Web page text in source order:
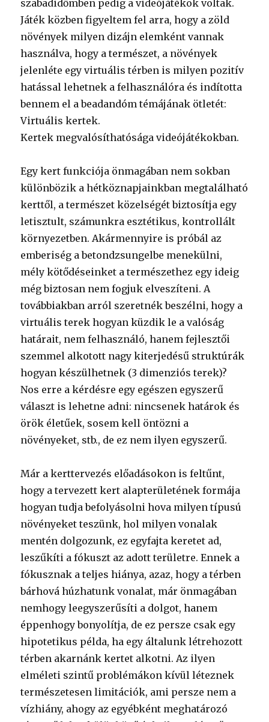
szabadidőmben pedig a videójátékok voltak.
Játék közben figyeltem fel arra, hogy a zöld
növények milyen dizájn elemként vannak
használva, hogy a természet, a növények
jelenléte egy virtuális térben is milyen pozitív
hatással lehetnek a felhasználóra és indította
bennem el a beadandóm témájának ötletét:
Virtuális kertek.
Kertek megvalósíthatósága videójátékokban.
Egy kert funkciója önmagában nem sokban
különbözik a hétköznapjainkban megtalálható
kerttől, a természet közelségét biztosítja egy
letisztult, számunkra esztétikus, kontrollált
környezetben. Akármennyire is próbál az
emberiség a betondzsungelbe menekülni,
mély kötődéseinket a természethez egy ideig
még biztosan nem fogjuk elveszíteni. A
továbbiakban arról szeretnék beszélni, hogy a
virtuális terek hogyan küzdik le a valóság
határait, nem felhasználó, hanem fejlesztői
szemmel alkotott nagy kiterjedésű struktúrák
hogyan készülhetnek (3 dimenziós terek)?
Nos erre a kérdésre egy egészen egyszerű
választ is lehetne adni: nincsenek határok és
örök életűek, sosem kell öntözni a
növényeket, stb., de ez nem ilyen egyszerű.
Már a kerttervezés előadásokon is feltűnt,
hogy a tervezett kert alapterületének formája
hogyan tudja befolyásolni hova milyen típusú
növényeket teszünk, hol milyen vonalak
mentén dolgozunk, ez egyfajta keretet ad,
leszűkíti a fókuszt az adott területre. Ennek a
fókusznak a teljes hiánya, azaz, hogy a térben
bárhová húzhatunk vonalat, már önmagában
nemhogy leegyszerűsíti a dolgot, hanem
éppenhogy bonyolítja, de ez persze csak egy
hipotetikus példa, ha egy általunk létrehozott
térben akarnánk kertet alkotni. Az ilyen
elméleti szintű problémákon kívül léteznek
természetesen limitációk, ami persze nem a
vízhiány, ahogy az egyébként meghatározó